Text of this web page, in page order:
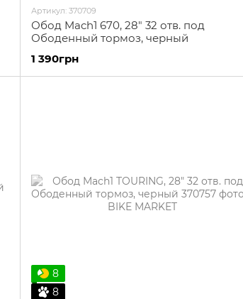
Артикул: 370709
Обод Mach1 670, 28" 32 отв. под
Ободенный тормоз, черный
1 390грн
8
8